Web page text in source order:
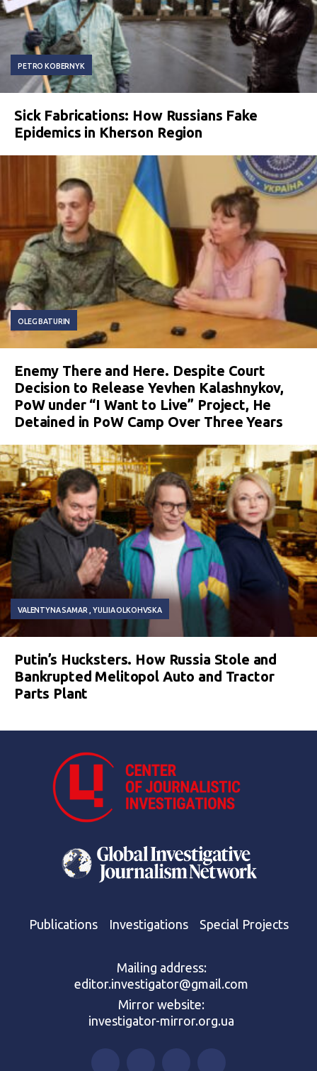
PETRO KOBERNYK
Sick Fabrications: How Russians Fake
Epidemics in Kherson Region
OLEG BATURIN
Enemy There and Here. Despite Court
Decision to Release Yevhen Kalashnykov,
PoW under “I Want to Live” Project, He
Detained in PoW Camp Over Three Years
VALENTYNA SAMAR YULIIA OLKOHVSKA
Putin’s Hucksters. How Russia Stole and
Bankrupted Melitopol Auto and Tractor
Parts Plant
Publications Investigations Special Projects
Mailing address:
editor.investigator@gmail.com
Mirror website:
investigator-mirror.org.ua